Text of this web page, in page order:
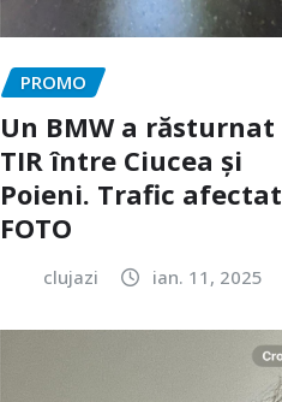
PROMO
Un BMW a răsturnat
TIR între Ciucea și
Poieni. Trafic
FOTO
clujazi ian. 11, 2025